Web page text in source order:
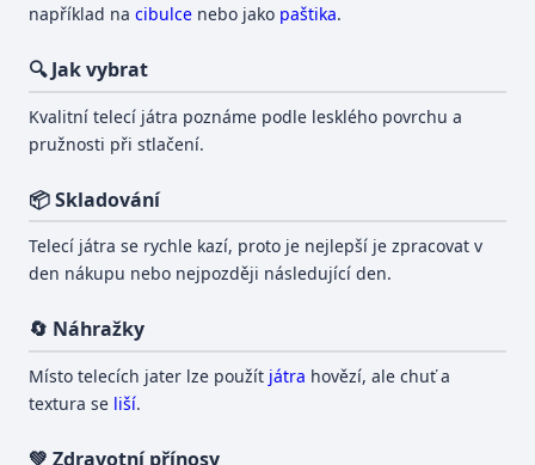
například nacibulce nebo jako paštika.
🔍 Jak vybrat
Kvalitní telecí játra poznáme podle lesklého povrchu a
pružnosti při stlačení.
📦 Skladování
Telecí játra se rychle kazí, proto je nejlepší je zpracovat v
den nákupu nebo nejpozději následující den.
🔄 Náhražky
Místo telecích jater lze použít játra hovězí, ale chuť a
textura se liší.
💚 Zdravotní přínosy